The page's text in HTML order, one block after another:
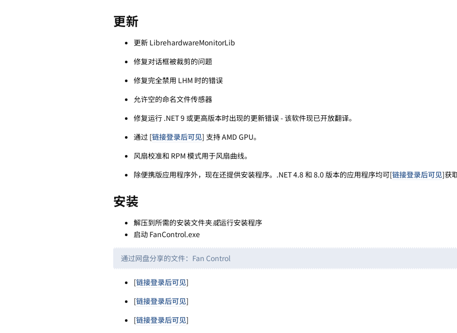
更新
更新 LibrehardwareMonitorLib
修复对话框被裁剪的问题
修复完全禁用 LHM 时的错误
允许空的命名文件传感器
修复运行 .NET 9 或更高版本时出现的更新错误 - 该软件现已开放翻译。
通过 [链接登录后可见] 支持 AMD GPU。
风扇校准和 RPM 模式用于风扇曲线。
除便携版应用程序外，现在还提供安装程序。.NET 4.8 和 8.0 版本的应用程序均可[链接登录后可见]获
安装
解压到所需的安装文件夹或运行安装程序
启动 FanControl.exe
通过网盘分享的文件：Fan Control
[链接登录后可见]
[链接登录后可见]
[链接登录后可见]